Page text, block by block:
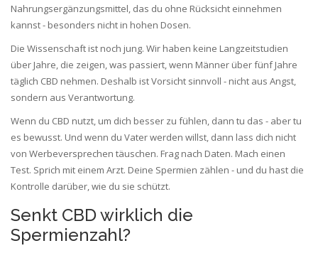
Nahrungsergänzungsmittel, das du ohne Rücksicht einnehmen
kannst - besonders nicht in hohen Dosen.
Die Wissenschaft ist noch jung. Wir haben keine Langzeitstudien
über Jahre, die zeigen, was passiert, wenn Männer über fünf Jahre
täglich CBD nehmen. Deshalb ist Vorsicht sinnvoll - nicht aus Angst,
sondern aus Verantwortung.
Wenn du CBD nutzt, um dich besser zu fühlen, dann tu das - aber tu
es bewusst. Und wenn du Vater werden willst, dann lass dich nicht
von Werbeversprechen täuschen. Frag nach Daten. Mach einen
Test. Sprich mit einem Arzt. Deine Spermien zählen - und du hast die
Kontrolle darüber, wie du sie schützt.
Senkt CBD wirklich die
Spermienzahl?